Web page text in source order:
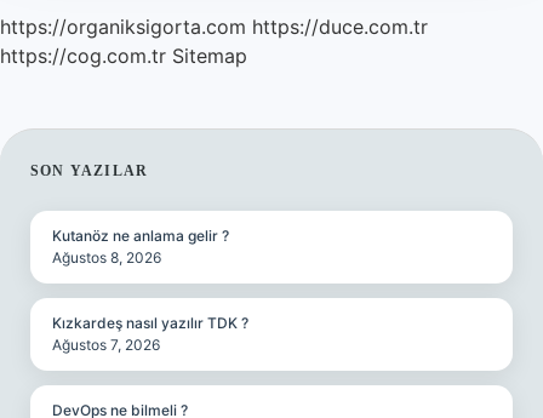
https://organiksigorta.com https://duce.com.tr
https://cog.com.tr Sitemap
SIDEBAR
SON YAZILAR
Kutanöz ne anlama gelir ?
Ağustos 8, 2026
Kızkardeş nasıl yazılır TDK ?
Ağustos 7, 2026
DevOps ne bilmeli ?